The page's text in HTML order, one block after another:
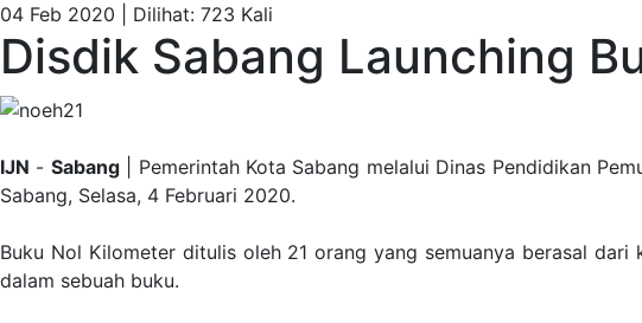
04 Feb 2020 | Dilihat: 723 Kali
Disdik Sabang Launching
IJN - Sabang| Pemerintah Kota Sabang melalui Dinas Pendidikan
Sabang, Selasa, 4 Februari 2020.
Buku Nol Kilometer ditulis oleh 21 orang yang semuanya berasal
dalam sebuah buku.